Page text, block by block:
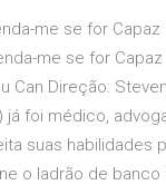
me se for
me se for
Can Direção:
já foi médico,
suas habilidades
o ladrão de